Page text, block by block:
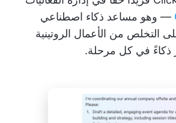
— وهو مساعد ذكاء اصطناعي
التخلص من الأعمال الروتينية
ذكاءً في كل مرحلة.